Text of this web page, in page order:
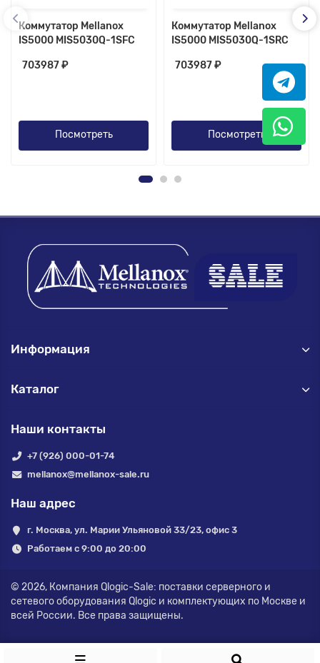
Коммутатор Mellanox
IS5000 MIS5030Q-1SFC
703987 ₽
Посмотреть
Коммутатор Mellanox
IS5000 MIS5030Q-1SRC
703987 ₽
Посмотреть
Информация
Каталог
Наши контакты
+7 (926) 000-01-74
mellanox@mellanox-sale.ru
Наш адрес
г. Москва, ул. Марии Ульяновой 33/23, офис 3
Работаем с 9:00 до 20:00
© 2026, Компания Qlogic-Sale: поставки серверного и
сетевого оборудования Qlogic и комплектующих по Москве и
всей России. Все права защищены.